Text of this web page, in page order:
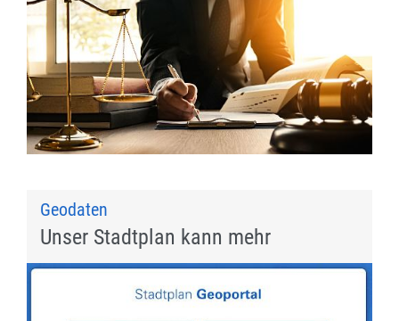
Geodaten
Unser Stadtplan kann mehr